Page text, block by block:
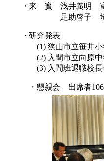
・来 賓 浅井義明
足助啓子 埼玉
・研究発表
(1) 狭山市立笹井
(2) 入間市立向原
(3) 入間班退職校
・懇親会 出席者106